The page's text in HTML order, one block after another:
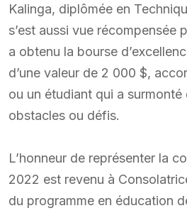
Kalinga, diplômée en
s’est aussi vue récompensée
a obtenu la bourse
d’une valeur de 2 000 $,
ou un étudiant qui a surmonté
obstacles ou défis.
L’honneur de représenter la
2022 est revenu à
du programme en éducation